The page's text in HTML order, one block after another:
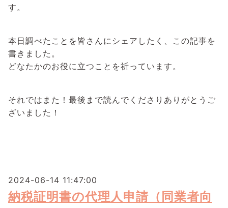
す。
本日調べたことを皆さんにシェアしたく、この記事を
書きました。
どなたかのお役に立つことを祈っています。
それではまた！最後まで読んでくださりありがとうご
ざいました！
2024-06-14 11:47:00
納税証明書の代理人申請（同業者向